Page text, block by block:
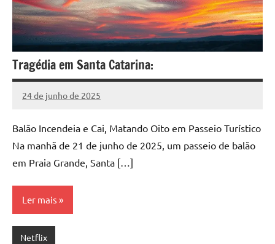
Tragédia em Santa Catarina:
24 de junho de 2025
Silveira
Nenhum
Balão Incendeia e Cai, Matando Oito em Passeio Turístico
Na manhã de 21 de junho de 2025, um passeio de balão
em Praia Grande, Santa […]
Ler mais
Netflix